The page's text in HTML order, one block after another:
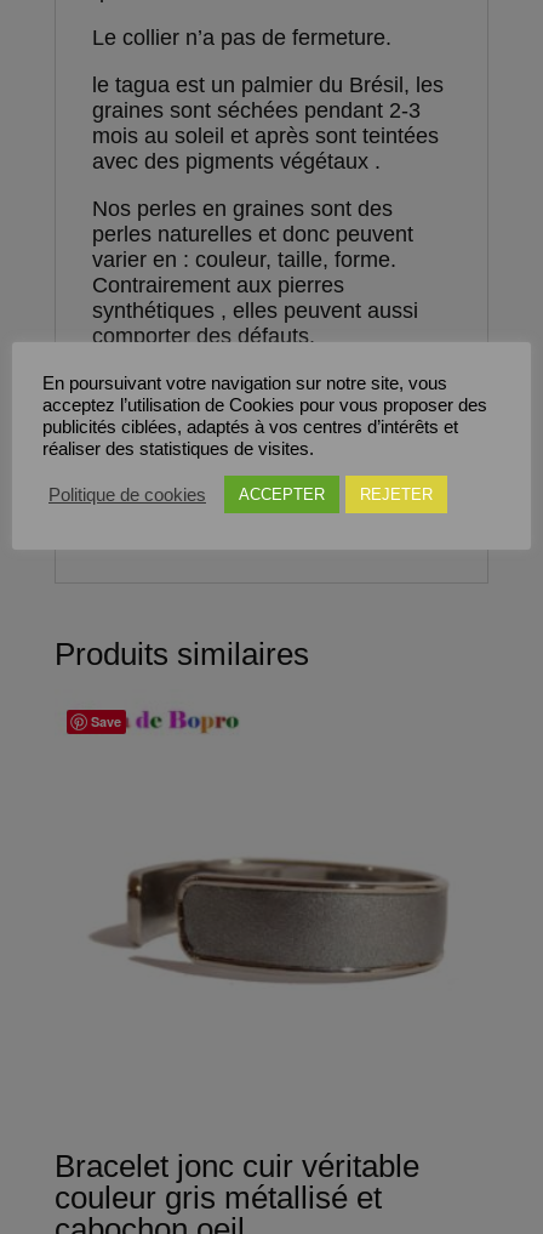
Le collier n’a pas de fermeture.
le tagua est un palmier du Brésil, les
graines sont séchées pendant 2-3
mois au soleil et après sont teintées
avec des pigments végétaux .
Nos perles en graines sont des
perles naturelles et donc peuvent
varier en : couleur, taille, forme.
Contrairement aux pierres
synthétiques , elles peuvent aussi
comporter des défauts.
Tous nos envois se font du lundi au
vendredi, dans un enveloppe à bulle,
en mode suivi. Une option
“emballage cadeau” existante
Nous restons à votre disposition
Produits similaires
Save
Bracelet jonc cuir véritable
couleur gris métallisé et
En poursuivant votre navigation sur notre site, vous
acceptez l’utilisation de Cookies pour vous proposer des
publicités ciblées, adaptés à vos centres d’intérêts et
réaliser des statistiques de visites.
Politique de cookies ACCEPTER REJETER